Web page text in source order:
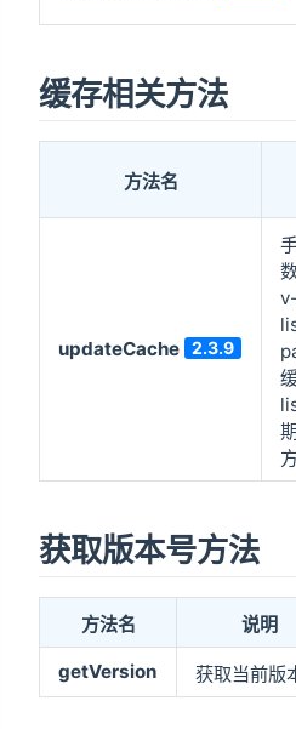
缓存相关方法
方法名
updateCache 2.3.9
获取版本号方法
方法名 说明
getVersion 获取当前版